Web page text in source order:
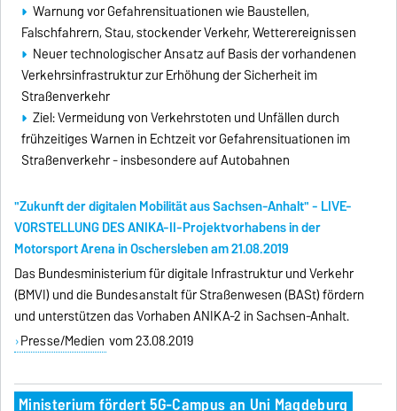
Warnung vor Gefahrensituationen wie Baustellen,
Falschfahrern, Stau, stockender Verkehr, Wetterereignissen
Neuer technologischer Ansatz auf Basis der vorhandenen
Verkehrsinfrastruktur zur Erhöhung der Sicherheit im
Straßenverkehr
Ziel: Vermeidung von Verkehrstoten und Unfällen durch
frühzeitiges Warnen in Echtzeit vor Gefahrensituationen im
Straßenverkehr - insbesondere auf Autobahnen
"Zukunft der digitalen Mobilität aus Sachsen-Anhalt" - LIVE-
VORSTELLUNG DES ANIKA-II-Projektvorhabens in der
Motorsport Arena in Oschersleben am 21.08.2019
Das Bundesministerium für digitale Infrastruktur und Verkehr
(BMVI) und die Bundesanstalt für Straßenwesen (BASt) fördern
und unterstützen das Vorhaben ANIKA-2 in Sachsen-Anhalt.
Presse/Medien vom 23.08.2019
Ministerium fördert 5G-Campus an Uni Magdeburg